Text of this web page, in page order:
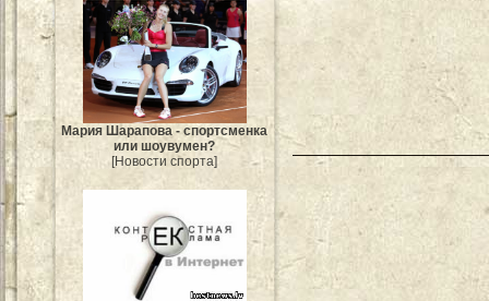
Мария Шарапова - спортсменка
или шоувумен?
[Новости спорта]